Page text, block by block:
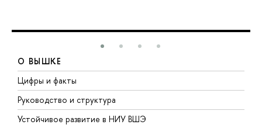
О ВЫШКЕ
Цифры и факты
Руководство и структура
Устойчивое развитие в НИУ ВШЭ